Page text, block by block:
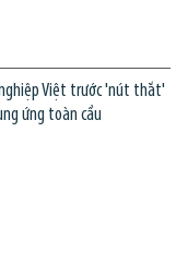
Việt trước 'nút thắt'
ứng toàn cầu